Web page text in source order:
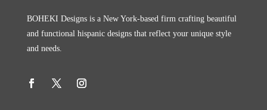
BOHEKI Designs is a New York-based firm crafting beautiful
and functional hispanic designs that reflect your unique style
and needs.